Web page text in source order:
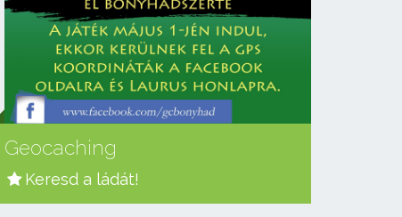
Geocaching
Keresd a ládát!
Linkek
🚩 Start 📜 Leírás